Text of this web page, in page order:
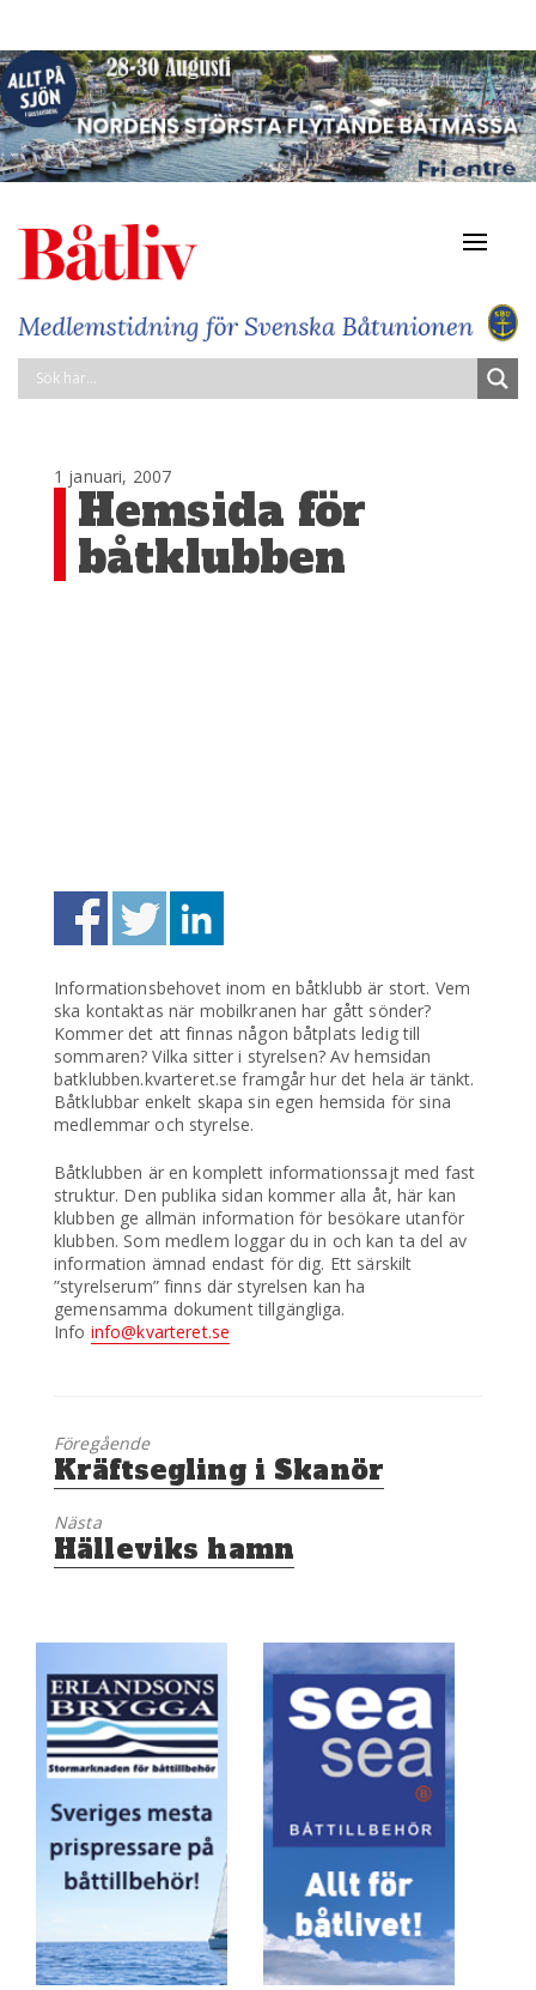
1 januari, 2007
Hemsida för
båtklubben
Informationsbehovet inom en båtklubb är stort. Vem
ska kontaktas när mobilkranen har gått sönder?
Kommer det att finnas någon båtplats ledig till
sommaren? Vilka sitter i styrelsen? Av hemsidan
batklubben.kvarteret.se framgår hur det hela är tänkt.
Båtklubbar enkelt skapa sin egen hemsida för sina
medlemmar och styrelse.
Båtklubben är en komplett informationssajt med fast
struktur. Den publika sidan kommer alla åt, här kan
klubben ge allmän information för besökare utanför
klubben. Som medlem loggar du in och kan ta del av
information ämnad endast för dig. Ett särskilt
”styrelserum” finns där styrelsen kan ha
gemensamma dokument tillgängliga.
Info info@kvarteret.se
Föregående
Föregående
inlägg:
Kräftsegling i Skanör
Nästa
Nästa
inlägg:
Hälleviks hamn